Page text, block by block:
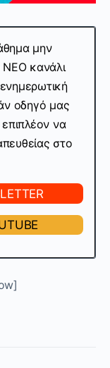
μην
ΝΕΟ κανάλι
οδηγό μας
να
στο